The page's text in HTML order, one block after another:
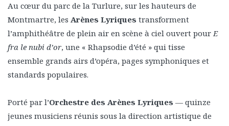
Au cœur du parc de la Turlure, sur les hauteurs de
Montmartre, les Arènes Lyriques transforment
l’amphithéâtre de plein air en scène à ciel ouvert pourE
fra le nubi d’or, une « Rhapsodie d’été » qui tisse
ensemble grands airs d’opéra, pages symphoniques et
standards populaires.
Porté par l’Orchestre des Arènes Lyriques — quinze
jeunes musiciens réunis sous la direction artistique de